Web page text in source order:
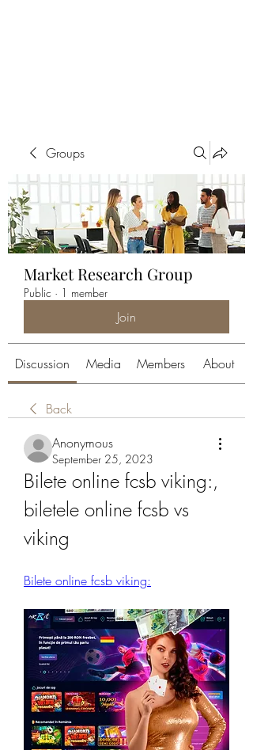
Groups
Market Research Group
Public · 1 member
Join
Discussion Media Members About
Back
Anonymous
September 25, 2023
Bilete online fcsb viking:,
biletele online fcsb vs
viking
Bilete online fcsb viking: